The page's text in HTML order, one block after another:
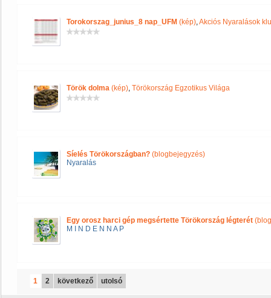
Torokorszag_junius_8 nap_UFM (kép),Akciós Nyaralások
Török dolma (kép), Törökország Egzotikus Világa
Síelés Törökországban? (blogbejegyzés)
Nyaralás
Egy orosz harci gép megsértette Törökország légterét
M I N D E N N A P
1 2 következő utolsó